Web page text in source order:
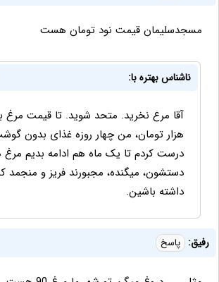
مسجدسلیمان قیمت نود تومان هست
ناشناس بهتره با:
هزار تومان، من چهار روزه غذای بدون
درست کردم تا یک ماه هم ادامه بدیم مرغ
دستشون، میگنده، مجبورند فریز و منجمد
داشته باشین.
رفیق: پاسخ